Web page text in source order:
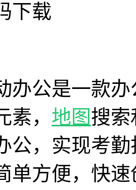
下载
办公是一款办
， 地图搜索
公，实现考
单方便，快